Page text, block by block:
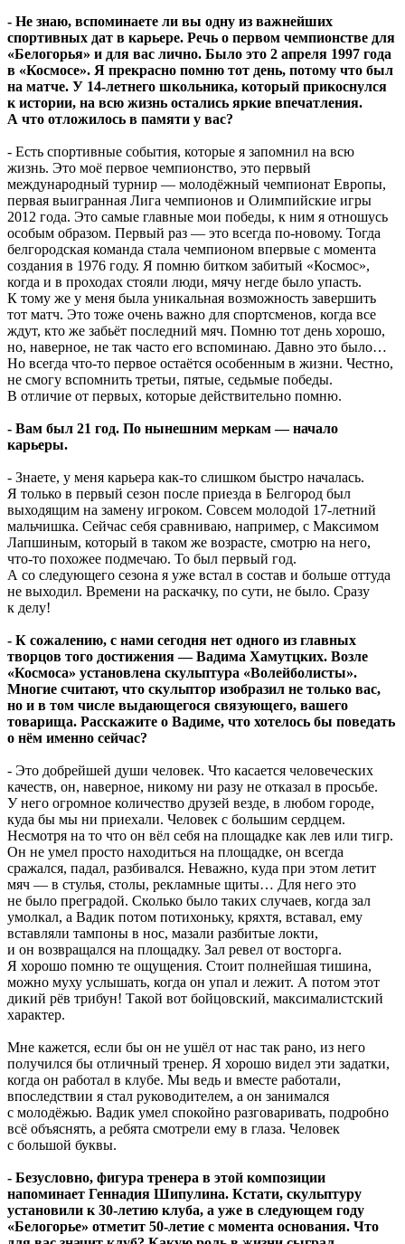
- Не знаю, вспоминаете ли вы одну из важнейших
спортивных дат в карьере. Речь о первом чемпионстве для
«Белогорья» и для вас лично. Было это 2 апреля 1997 года
в «Космосе». Я прекрасно помню тот день, потому что был
на матче. У 14-летнего школьника, который прикоснулся
к истории, на всю жизнь остались яркие впечатления.
А что отложилось в памяти у вас?
- Есть спортивные события, которые я запомнил на всю
жизнь. Это моё первое чемпионство, это первый
международный турнир — молодёжный чемпионат Европы,
первая выигранная Лига чемпионов и Олимпийские игры
2012 года. Это самые главные мои победы, к ним я отношусь
особым образом. Первый раз — это всегда по-новому. Тогда
белгородская команда стала чемпионом впервые с момента
создания в 1976 году. Я помню битком забитый «Космос»,
когда и в проходах стояли люди, мячу негде было упасть.
К тому же у меня была уникальная возможность завершить
тот матч. Это тоже очень важно для спортсменов, когда все
ждут, кто же забьёт последний мяч. Помню тот день хорошо,
но, наверное, не так часто его вспоминаю. Давно это было…
Но всегда что-то первое остаётся особенным в жизни. Честно,
не смогу вспомнить третьи, пятые, седьмые победы.
В отличие от первых, которые действительно помню.
- Вам был 21 год. По нынешним меркам — начало
карьеры.
- Знаете, у меня карьера как-то слишком быстро началась.
Я только в первый сезон после приезда в Белгород был
выходящим на замену игроком. Совсем молодой 17-летний
мальчишка. Сейчас себя сравниваю, например, с Максимом
Лапшиным, который в таком же возрасте, смотрю на него,
что-то похожее подмечаю. То был первый год.
А со следующего сезона я уже встал в состав и больше оттуда
не выходил. Времени на раскачку, по сути, не было. Сразу
к делу!
- К сожалению, с нами сегодня нет одного из главных
творцов того достижения — Вадима Хамутцких. Возле
«Космоса» установлена скульптура «Волейболисты».
Многие считают, что скульптор изобразил не только вас,
но и в том числе выдающегося связующего, вашего
товарища. Расскажите о Вадиме, что хотелось бы поведать
о нём именно сейчас?
- Это добрейшей души человек. Что касается человеческих
качеств, он, наверное, никому ни разу не отказал в просьбе.
У него огромное количество друзей везде, в любом городе,
куда бы мы ни приехали. Человек с большим сердцем.
Несмотря на то что он вёл себя на площадке как лев или тигр.
Он не умел просто находиться на площадке, он всегда
сражался, падал, разбивался. Неважно, куда при этом летит
мяч — в стулья, столы, рекламные щиты… Для него это
не было преградой. Сколько было таких случаев, когда зал
умолкал, а Вадик потом потихоньку, кряхтя, вставал, ему
вставляли тампоны в нос, мазали разбитые локти,
и он возвращался на площадку. Зал ревел от восторга.
Я хорошо помню те ощущения. Стоит полнейшая тишина,
можно муху услышать, когда он упал и лежит. А потом этот
дикий рёв трибун! Такой вот бойцовский, максималистский
характер.
Мне кажется, если бы он не ушёл от нас так рано, из него
получился бы отличный тренер. Я хорошо видел эти задатки,
когда он работал в клубе. Мы ведь и вместе работали,
впоследствии я стал руководителем, а он занимался
с молодёжью. Вадик умел спокойно разговаривать, подробно
всё объяснять, а ребята смотрели ему в глаза. Человек
с большой буквы.
- Безусловно, фигура тренера в этой композиции
напоминает Геннадия Шипулина. Кстати, скульптуру
установили к 30-летию клуба, а уже в следующем году
«Белогорье» отметит 50-летие с момента основания. Что